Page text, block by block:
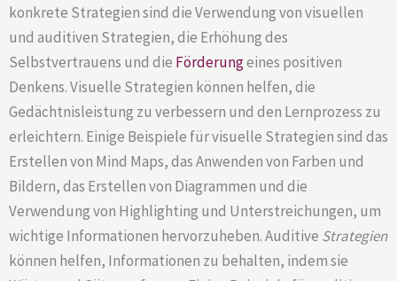
konkrete Strategien sind die Verwendung von visuellen
und auditiven Strategien, die Erhöhung des
Selbstvertrauens und die Förderungeines positiven
Denkens. Visuelle Strategien können helfen, die
Gedächtnisleistung zu verbessern und den Lernprozess zu
erleichtern. Einige Beispiele für visuelle Strategien sind das
Erstellen von Mind Maps, das Anwenden von Farben und
Bildern, das Erstellen von Diagrammen und die
Verwendung von Highlighting und Unterstreichungen, um
wichtige Informationen hervorzuheben. Auditive Strategien
können helfen, Informationen zu behalten, indem sie